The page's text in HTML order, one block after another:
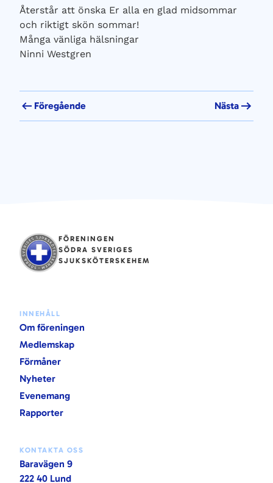
Återstår att önska Er alla en glad midsommar
och riktigt skön sommar!
Många vänliga hälsningar
Ninni Westgren
Föregående Nästa
FÖRENINGEN
SÖDRA SVERIGES
SJUKSKÖTERSKEHEM
INNEHÅLL
Om föreningen
Medlemskap
Förmåner
Nyheter
Evenemang
Rapporter
KONTAKTA OSS
Baravägen 9
222 40 Lund